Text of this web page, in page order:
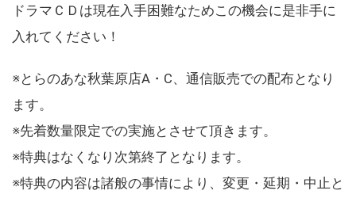
ドラマＣＤは現在入手困難なためこの機会に是非手に
入れてください！
※とらのあな秋葉原店A・C、通信販売での配布となり
ます。
※先着数量限定での実施とさせて頂きます。
※特典はなくなり次第終了となります。
※特典の内容は諸般の事情により、変更・延期・中止と